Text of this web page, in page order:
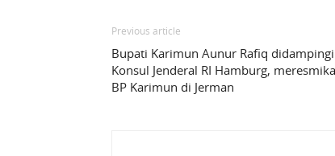
Previous article
Bupati Karimun Aunur Rafiq didampingi
Konsul Jenderal RI Hamburg,
BP Karimun di Jerman